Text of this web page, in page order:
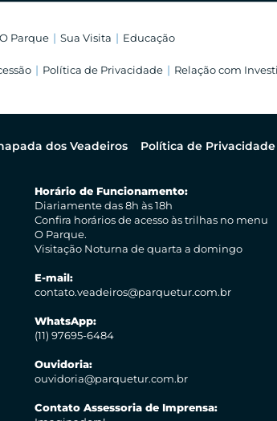
O Parque Sua Visita Educação
Política de Privacidade Relação com
dos Veadeiros Política de Privacidade
Horário de Funcionamento:
Diariamente das 8h às 18h
Confira horários de acesso às trilhas no menu
O Parque.
Visitação Noturna de quarta a domingo
E-mail:
contato.veadeiros@parquetur.com.br
WhatsApp:
(11) 97695-6484
Ouvidoria:
ouvidoria@parquetur.com.br
Contato Assessoria de Imprensa: